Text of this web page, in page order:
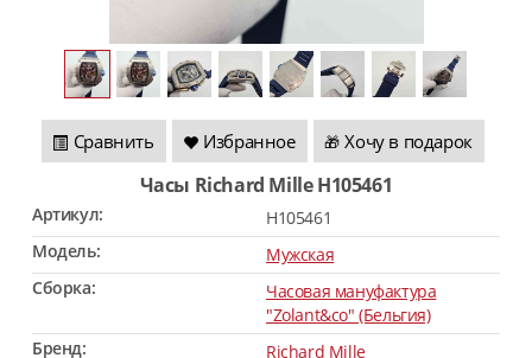
Сравнить Избранное 🎁 Хочу в подарок
Часы Richard Mille H105461
Артикул:
H105461
Модель:
Мужская
Сборка:
Часовая мануфактура
"Zolant&co" (Бельгия)
Бренд:
Richard Mille